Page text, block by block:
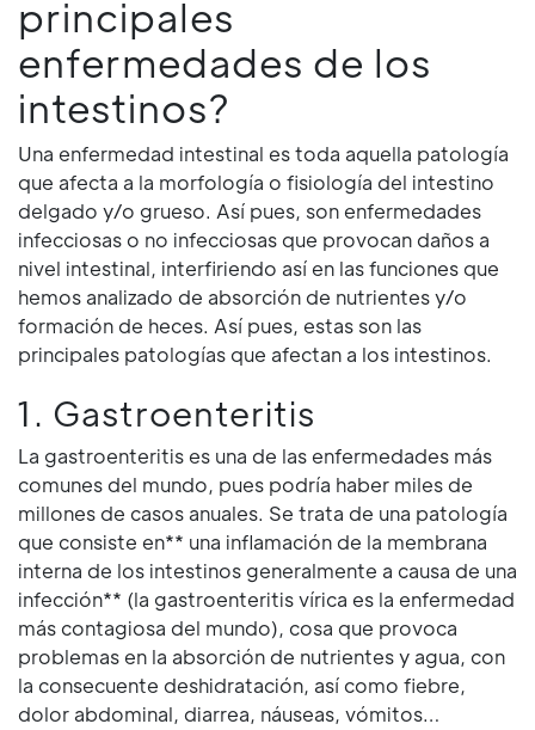
principales
enfermedades de los
intestinos?
Una enfermedad intestinal es toda aquella patología
que afecta a la morfología o fisiología del intestino
delgado y/o grueso. Así pues, son enfermedades
infecciosas o no infecciosas que provocan daños a
nivel intestinal, interfiriendo así en las funciones que
hemos analizado de absorción de nutrientes y/o
formación de heces. Así pues, estas son las
principales patologías que afectan a los intestinos.
1. Gastroenteritis
La gastroenteritis es una de las enfermedades más
comunes del mundo, pues podría haber miles de
millones de casos anuales. Se trata de una patología
que consiste en** una inflamación de la membrana
interna de los intestinos generalmente a causa de una
infección** (la gastroenteritis vírica es la enfermedad
más contagiosa del mundo), cosa que provoca
problemas en la absorción de nutrientes y agua, con
la consecuente deshidratación, así como fiebre,
dolor abdominal, diarrea, náuseas, vómitos…